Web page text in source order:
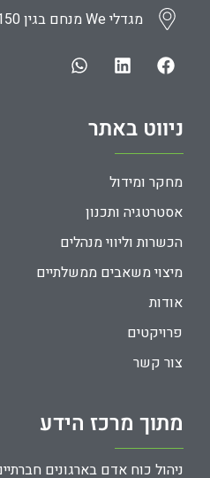
ניווט באתר
מחקר ומידול
אסטרטגיה ותכנון
הכשרות וליווי מנהלים
מיצוי משאבים ממשלתיים
אודות
פרויקטים
צור קשר
מתוך מרכז הידע
מגדלי We מנחם בגין 150, תל אביב יפו